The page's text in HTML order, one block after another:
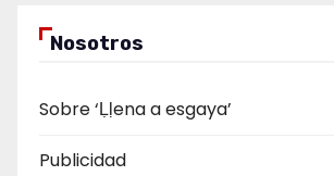
Nosotros
Sobre ‘Ḷḷena a esgaya’
Publicidad